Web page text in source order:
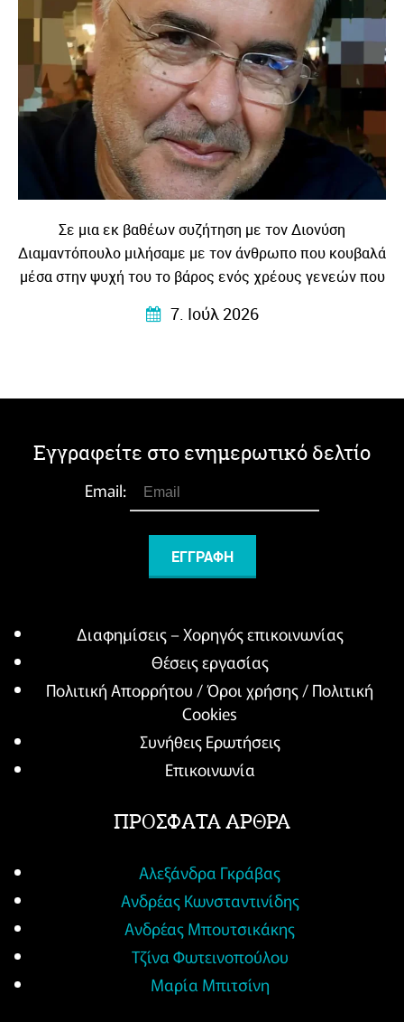
Σε μια εκ βαθέων συζήτηση με τον Διονύση
Διαμαντόπουλο μιλήσαμε με τον άνθρωπο που κουβαλά
μέσα στην ψυχή του το βάρος ενός χρέους γενεών που
συγκλονιστική και κυρίως …αληθινή!
7. Ιούλ 2026
Εγγραφείτε στο ενημερωτικό δελτίο
Email:
Διαφημίσεις – Χορηγός επικοινωνίας
Θέσεις εργασίας
Πολιτική Απορρήτου / Όροι χρήσης / Πολιτική
Cookies
Συνήθεις Ερωτήσεις
Επικοινωνία
ΠΡΟΣΦΑΤΑ ΑΡΘΡΑ
Αλεξάνδρα Γκράβας
Ανδρέας Κωνσταντινίδης
Ανδρέας Μπουτσικάκης
Τζίνα Φωτεινοπούλου
Μαρία Μπιτσίνη